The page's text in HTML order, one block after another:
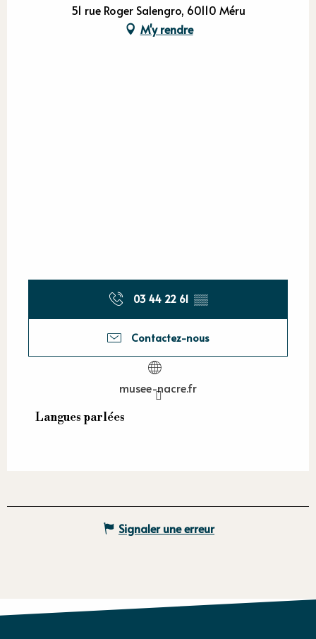
51 rue Roger Salengro, 60110 Méru
M'y rendre
03 44 22 61 ▒▒
Contactez-nous
musee-nacre.fr
Langues parlées
Langues parlées
Signaler une erreur